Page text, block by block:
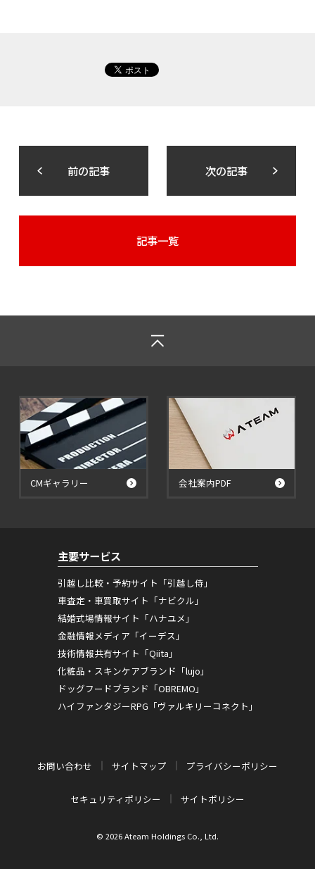
前の記事 次の記事
記事一覧
CMギャラリー 会社案内PDF
主要サービス
引越し比較・予約サイト「引越し侍」
車査定・車買取サイト「ナビクル」
結婚式場情報サイト「ハナユメ」
金融情報メディア「イーデス」
技術情報共有サイト「Qiita」
化粧品・スキンケアブランド「lujo」
ドッグフードブランド「OBREMO」
ハイファンタジーRPG「ヴァルキリーコネクト」
お問い合わせ サイトマップ プライバシーポリシー
セキュリティポリシー サイトポリシー
© 2026 Ateam Holdings Co., Ltd.